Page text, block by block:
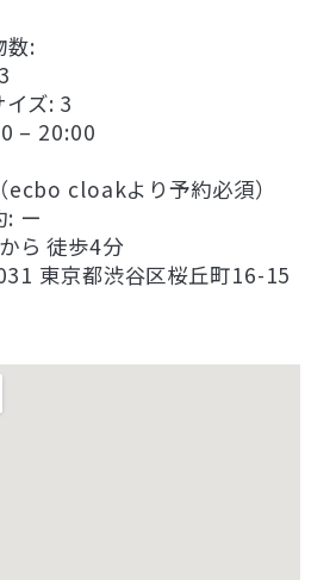
数:
ズ: 3
– 20:00
ecbo cloakより予約必須）
: ー
ら 徒歩4分
東京都渋谷区桜丘町16-15